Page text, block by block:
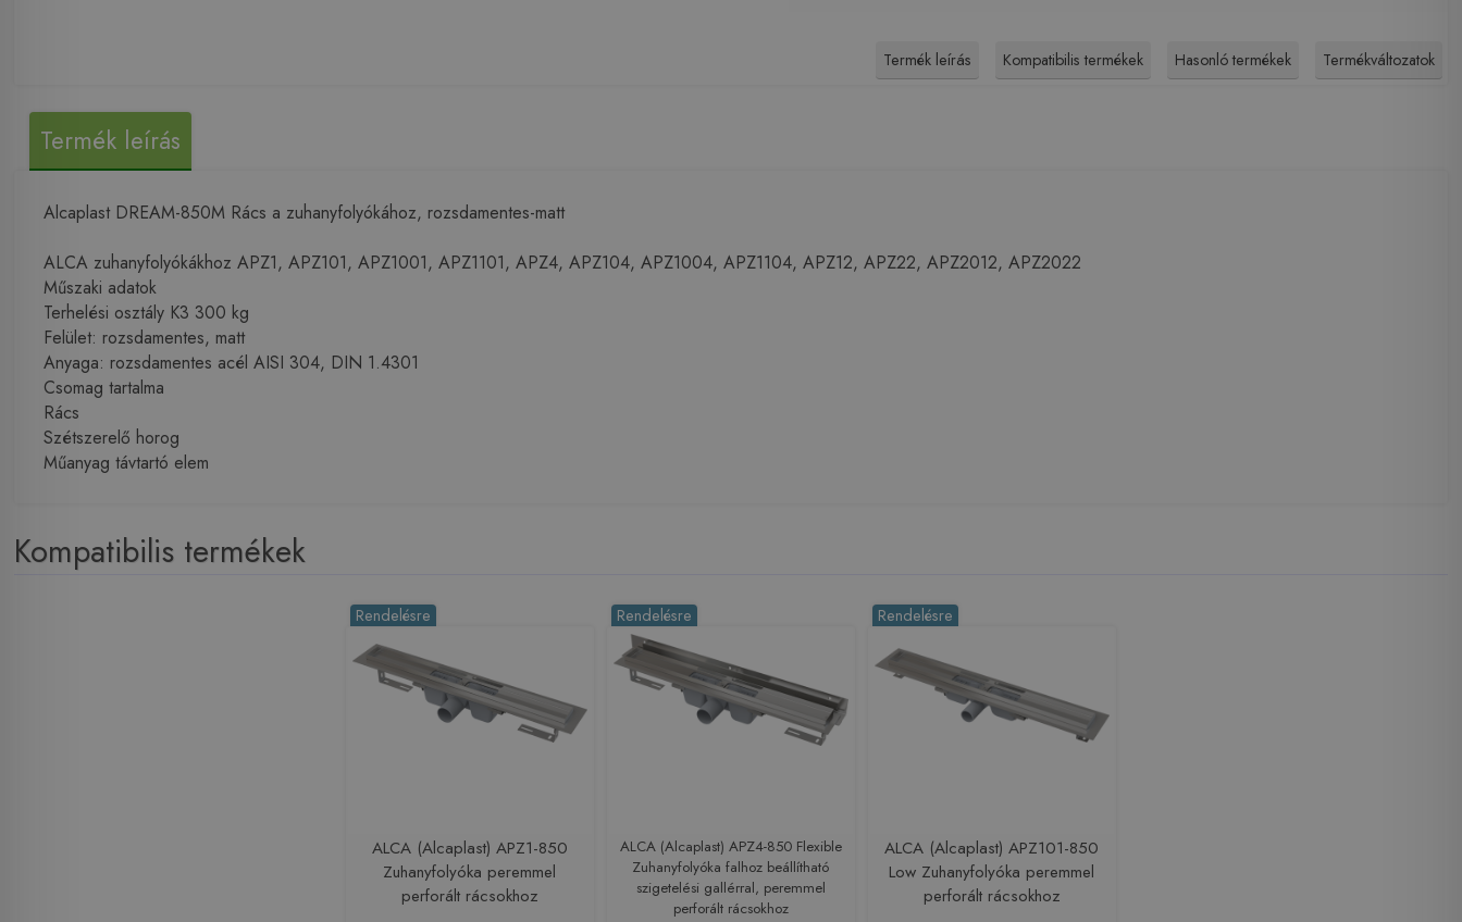
Termék leírás Kompatibilis termékek Hasonló termékek Termékváltozatok
Termék leírás
Alcaplast DREAM-850M Rács a zuhanyfolyókához, rozsdamentes-matt
ALCA zuhanyfolyókákhoz APZ1, APZ101, APZ1001, APZ1101, APZ4, APZ104, APZ1004, APZ1104, APZ12, APZ22, APZ2012, APZ2022
Műszaki adatok
Terhelési osztály K3 300 kg
Felület: rozsdamentes, matt
Anyaga: rozsdamentes acél AISI 304, DIN 1.4301
Csomag tartalma
Rács
Szétszerelő horog
Műanyag távtartó elem
Kompatibilis termékek
Rendelésre
ALCA (Alcaplast) APZ1-850
Zuhanyfolyóka peremmel
perforált rácsokhoz
Rendelésre
ALCA (Alcaplast) APZ4-850 Flexible
Zuhanyfolyóka falhoz beállítható
szigetelési gallérral, peremmel
perforált rácsokhoz
Rendelésre
ALCA (Alcaplast) APZ101-850
Low Zuhanyfolyóka peremmel
perforált rácsokhoz